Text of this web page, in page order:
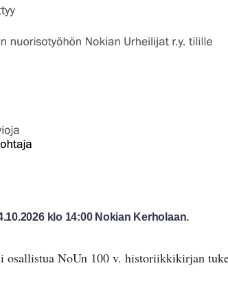
klo 14:00 Nokian Kerholaan.
osallistua NoUn 100 v. historiikkikirjan